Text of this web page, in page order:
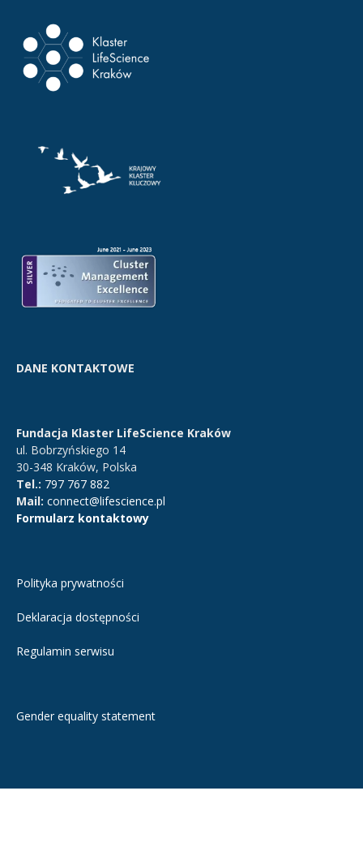
DANE KONTAKTOWE
Fundacja Klaster LifeScience Kraków
ul. Bobrzyńskiego 14
30-348 Kraków, Polska
Tel.: 797 767 882
Mail: connect@lifescience.pl
Formularz kontaktowy
Polityka prywatności
Deklaracja dostępności
Regulamin serwisu
Gender equality statement